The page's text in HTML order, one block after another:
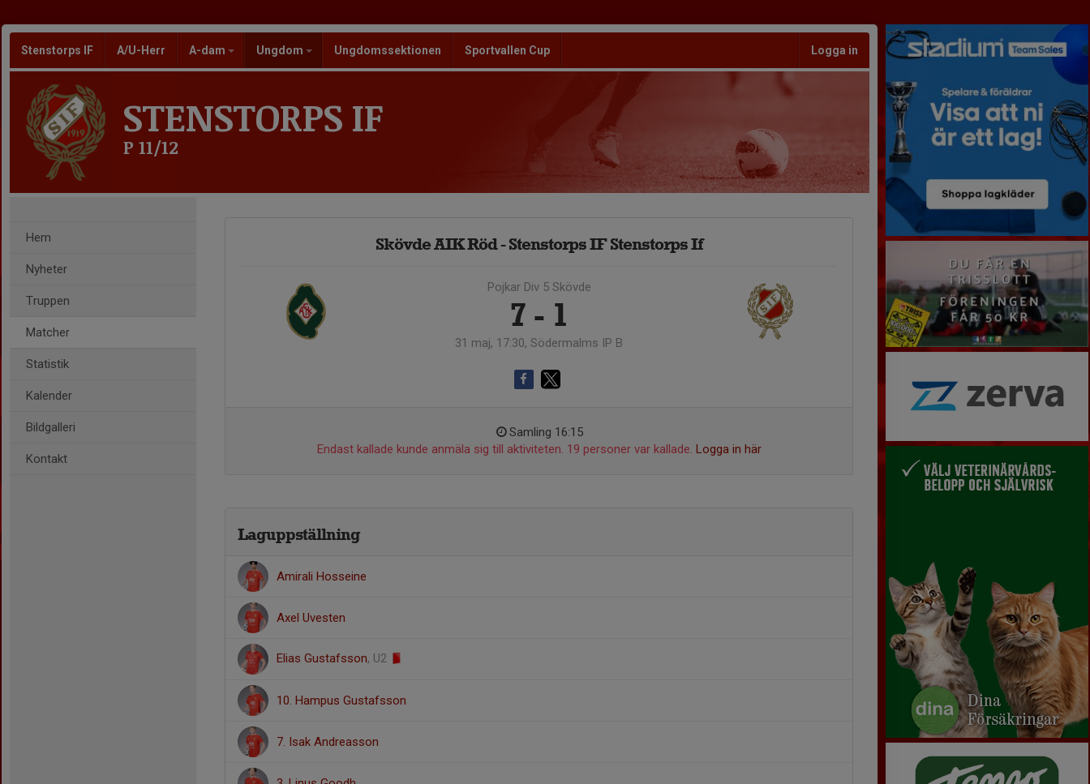
Stenstorps IF A/U-Herr A-dam Ungdom Ungdomssektionen Sportvallen Cup Logga in
STENSTORPS IF
P 11/12
Hem
Nyheter
Truppen
Matcher
Statistik
Kalender
Bildgalleri
Kontakt
Skövde AIK Röd - Stenstorps IF Stenstorps If
Pojkar Div 5 Skövde
7 - 1
31 maj, 17:30, Södermalms IP B
Samling 16:15
Endast kallade kunde anmäla sig till aktiviteten. 19 personer var kallade. Logga in här
Laguppställning
Amirali Hosseine
Axel Uvesten
Elias Gustafsson, U2
10. Hampus Gustafsson
7. Isak Andreasson